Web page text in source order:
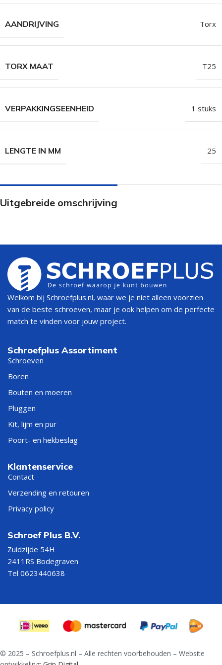
AANDRIJVING Torx
TORX MAAT T25
VERPAKKINGSEENHEID 1 stuks
LENGTE IN MM 25
Uitgebreide omschrijving
Welkom bij Schroefplus.nl, waar we je niet alleen voorzien
van de beste schroeven, maar je ook helpen om de perfecte
match te vinden voor jouw project.
Schroefplus Assortiment
Schroeven
Boren
Bouten en moeren
Pluggen
Kit, lijm en pur
Poort- en hekbeslag
Klantenservice
Contact
Verzending en retouren
Privacy policy
Schroef Plus B.V.
Zuidzijde 54H
2411RS Bodegraven
Tel 0623440638
© 2025 – Schroefplus.nl – Alle rechten voorbehouden – Website